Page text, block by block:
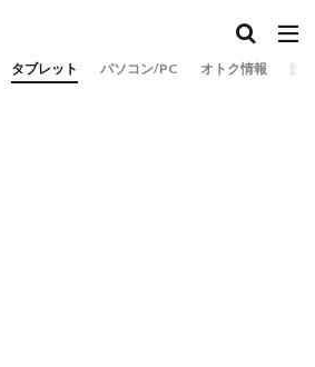
タブレット パソコン/PC オトク情報 旅